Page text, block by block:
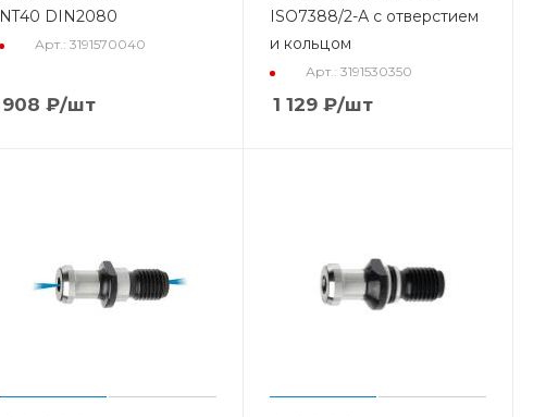
NT40 DIN2080
Арт.: 3191570040
908 ₽/шт
ISO7388/2-А с отверстием
и кольцом
Арт.: 3191530350
1 129₽/шт